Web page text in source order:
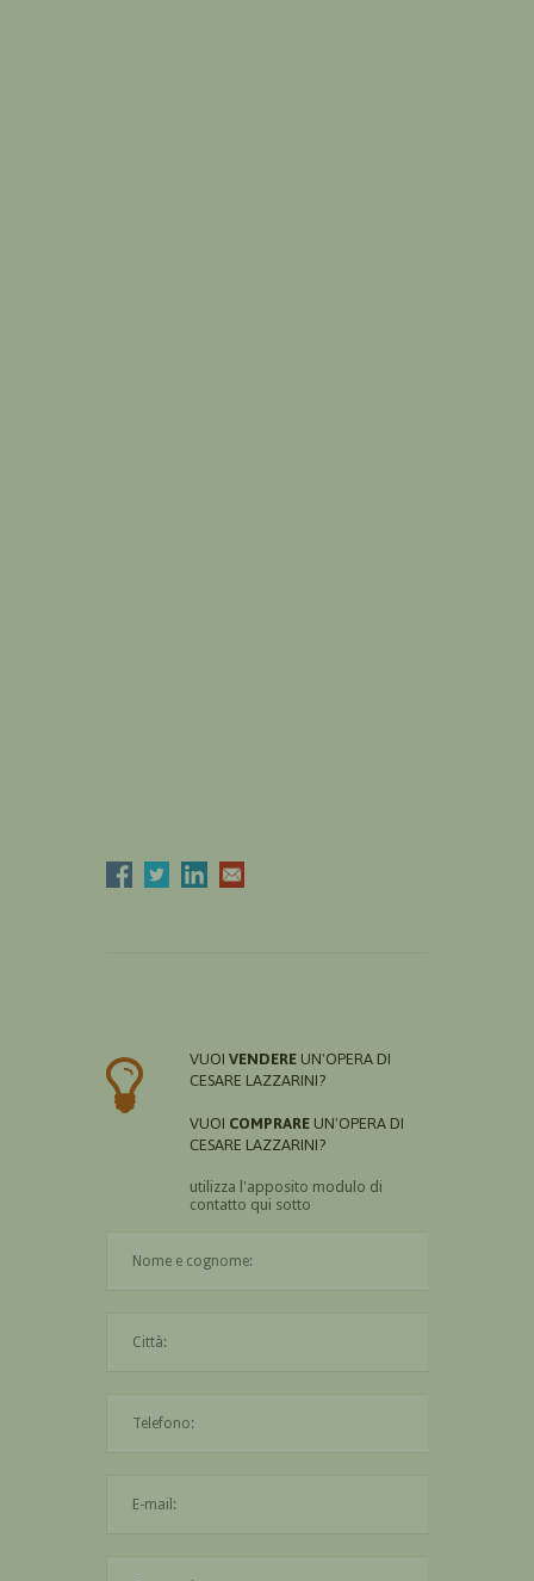
VUOI VENDERE UN'OPERA DI
CESARE LAZZARINI?
VUOI COMPRARE UN'OPERA DI
CESARE LAZZARINI?
utilizza l'apposito modulo di
contatto qui sotto